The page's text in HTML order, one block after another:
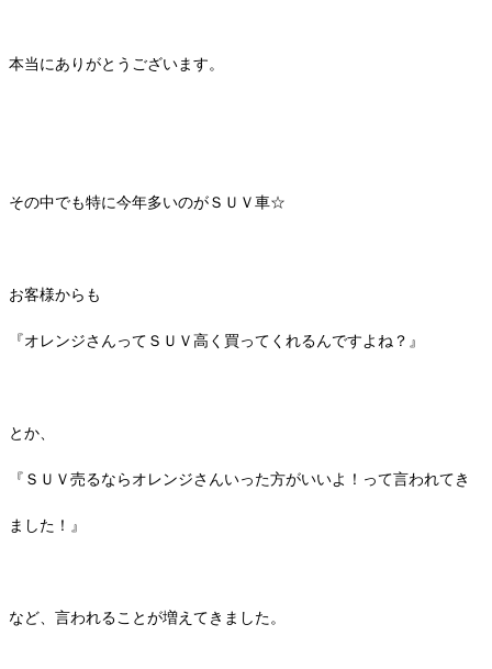
本当にありがとうございます。
その中でも特に今年多いのがＳＵＶ車☆
お客様からも
『オレンジさんってＳＵＶ高く買ってくれるんですよね？』
とか、
『ＳＵＶ売るならオレンジさんいった方がいいよ！って言われてき
ました！』
など、言われることが増えてきました。